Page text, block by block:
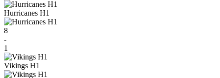
Hurricanes H1
8
-
1
Vikings H1